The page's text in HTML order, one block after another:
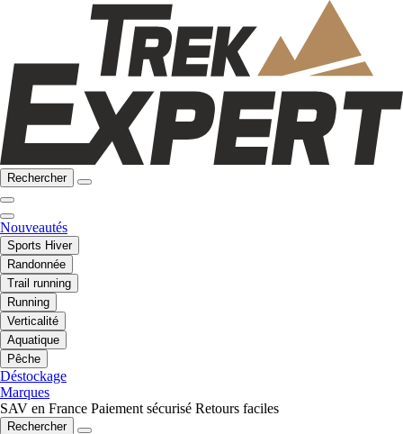
Rechercher
Nouveautés
Sports Hiver
Randonnée
Trail running
Running
Verticalité
Aquatique
Pêche
Déstockage
Marques
SAV en France Paiement sécurisé Retours faciles
Rechercher